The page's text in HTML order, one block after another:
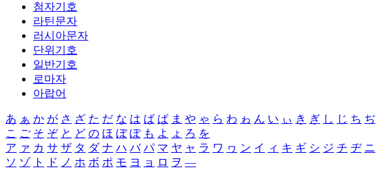
첨자기호
라틴문자
러시아문자
단위기호
일반기호
로마자
아랍어
あ ぁ か が さ ざ た だ な は ば ぱ ま や ゃ ら わ ゎ ん い ぃ き ぎ し じ ち ぢ
こ ご そ ぞ と ど の ほ ぼ ぽ も よ ょ ろ を
ア ァ カ サ ザ タ ダ ナ ハ バ パ マ ヤ ャ ラ ワ ヮ ン イ ィ キ ギ シ ジ チ ヂ ニ
ソ ゾ ト ド ノ ホ ボ ポ モ ヨ ョ ロ ヲ ―